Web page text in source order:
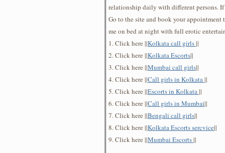
relationship daily with different persons. If
Go to the site and book your appointment
me on bed at night with full erotic
1. Click here ||Kolkata call girls||
2. Click here ||Kolkata Escorts||
3. Click here ||Mumbai call girls||
4. Click here ||Call girls in Kolkata||
5. Click here ||Escorts in Kolkata||
6. Click here ||Call girls in Mumbai||
7. Click here ||Bengali call girls||
8. Click here ||Kolkata Escorts sercvice||
9. Click here ||Mumbai Escorts||